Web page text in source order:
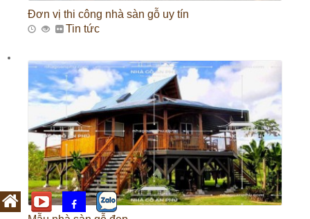
Đơn vị thi công nhà sàn gỗ uy tín
Tin tức